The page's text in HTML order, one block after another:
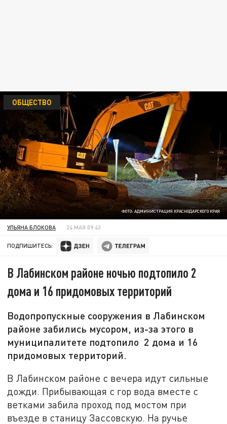
ФОТО: АДМИНИСТРАЦИЯ КРАСНОДАРСКОГО КРАЯ
ОБЩЕСТВО
УЛЬЯНА БЛОКОВА 24 МАЯ 09:43
ПОДПИШИТЕСЬ:
В Лабинском районе ночью подтопило 2
дома и 16 придомовых территорий
Водопропускные сооружения в Лабинском
районе забились мусором, из-за этого в
муниципалитете подтопило 2 дома и 16
придомовых территорий.
В Лабинском районе с вечера идут сильные
дожди. Прибывающая с гор вода вместе с
ветками забила проход под мостом при
въезде в станицу Зассовскую. На ручье